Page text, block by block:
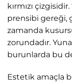
kırmızı
prensibi gereği,
zamanda
zorundadır.
burunlarda bu
Estetik amaçla